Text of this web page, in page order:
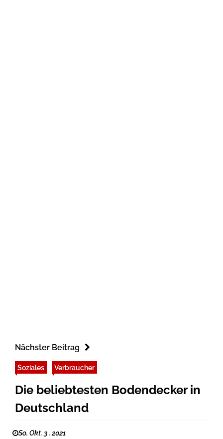
Nächster Beitrag
Soziales Verbraucher
Die beliebtesten Bodendecker in
Deutschland
So. Okt. 3 , 2021